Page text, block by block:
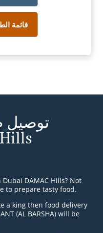
قائمة
to prepare tasty food.
a king then food delivery
(AL BARSHA) will be